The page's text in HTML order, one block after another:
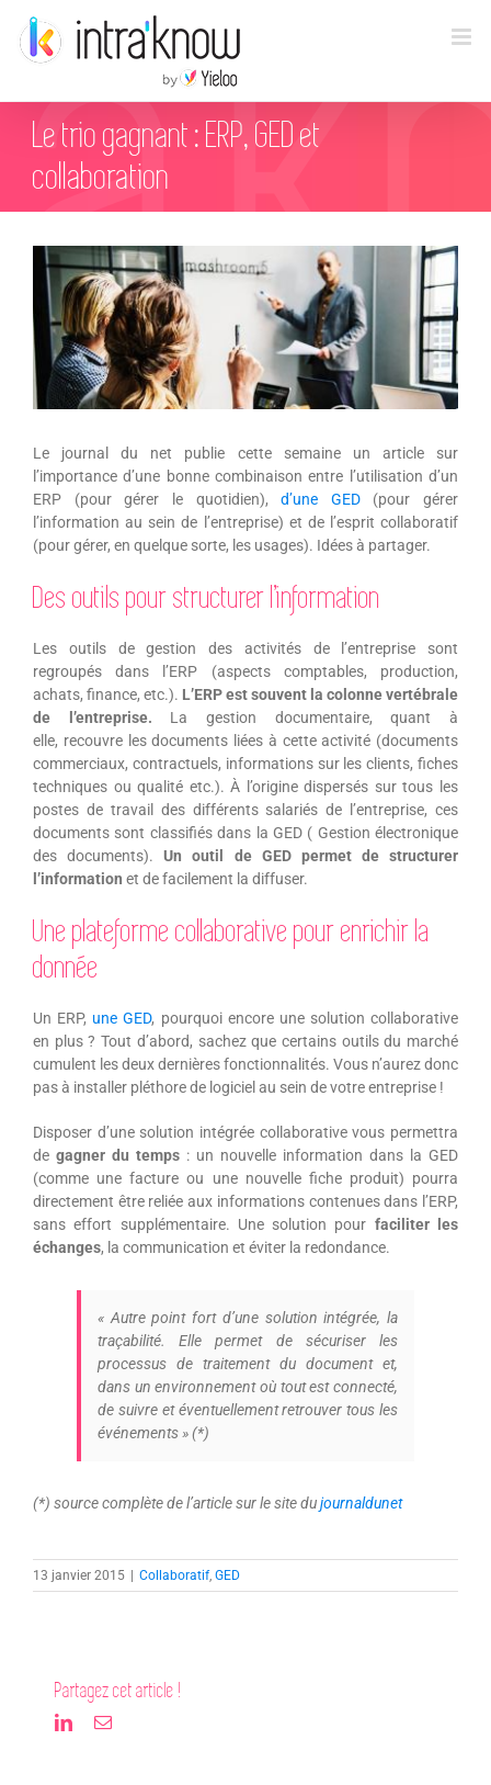
contenu
Le trio gagnant : ERP, GED et
collaboration
Voir
l'image
agrandie
Le journal du net publie cette semaine un article sur
l’importance d’une bonne combinaison entre l’utilisation d’un
ERP (pour gérer le quotidien),d’une GED(pour gérer
l’information au sein de l’entreprise) et de l’esprit collaboratif
(pour gérer, en quelque sorte, les usages). Idées à partager.
Des outils pour structurer l’information
Les outils de gestion des activités de l’entreprise sont
regroupés dans l’ERP (aspects comptables, production,
achats, finance, etc.). L’ERP est souvent la colonne vertébrale
de l’entreprise. La gestion documentaire, quant à
elle, recouvre les documents liées à cette activité (documents
commerciaux, contractuels, informations sur les clients, fiches
techniques ou qualité etc.). À l’origine dispersés sur tous les
postes de travail des différents salariés de l’entreprise, ces
documents sont classifiés dans la GED ( Gestion électronique
des documents).Un outil de GED permet de structurer
l’information et de facilement la diffuser.
Une plateforme collaborative pour enrichir la
donnée
Un ERP, une GED, pourquoi encore une solution collaborative
en plus ? Tout d’abord, sachez que certains outils du marché
cumulent les deux dernières fonctionnalités. Vous n’aurez donc
pas à installer pléthore de logiciel au sein de votre entreprise !
Disposer d’une solution intégrée collaborative vous permettra
de gagner du temps : un nouvelle information dans la GED
(comme une facture ou une nouvelle fiche produit) pourra
directement être reliée aux informations contenues dans l’ERP,
sans effort supplémentaire. Une solution pour faciliter les
échanges, la communication et éviter la redondance.
« Autre point fort d’une solution intégrée, la
traçabilité. Elle permet de sécuriser les
processus de traitement du document et,
dans un environnement où tout est connecté,
de suivre et éventuellement retrouver tous les
événements » (*)
(*) source complète de l’article sur le site dujournaldunet
13 janvier 2015 Collaboratif, GED
Partagez cet article !
LinkedInEmail